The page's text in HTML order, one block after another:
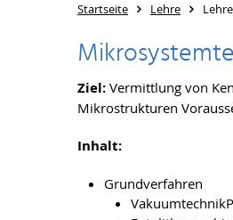
Startseite Lehre
Ziel: Vermittlung von
Mikrostrukturen
Inhalt:
Grundverfahren